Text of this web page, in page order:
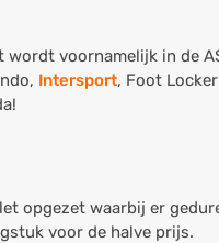
wordt voornamelijk in de
Intersport, Foot
opgezet waarbij er
voor de halve prijs.